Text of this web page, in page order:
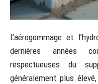
L’aérogommage et
dernières années
respectueuses du
généralement plus